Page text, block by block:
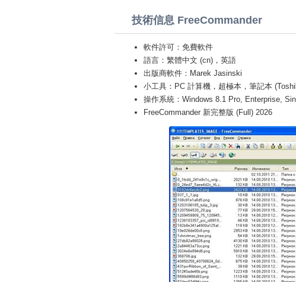
技術信息 FreeCommander
軟件許可：免費軟件
語言：繁體中文 (cn)，英語
出版商軟件：Marek Jasinski
小工具：PC 計算機，超極本，筆記本
操作系統：Windows 8.1 Pro, Enterprise,
FreeCommander 新完整版 (Full) 2026